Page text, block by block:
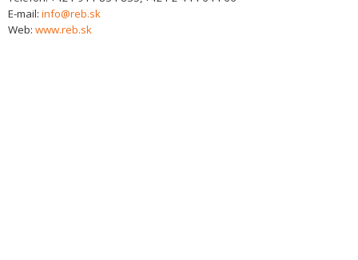
E-mail: info@reb.sk
Web: www.reb.sk